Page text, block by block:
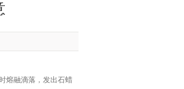
熔融滴落，发出石蜡